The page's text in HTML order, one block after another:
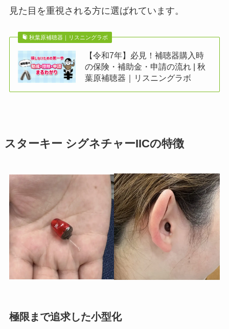
見た目を重視される方に選ばれています。
秋葉原補聴器｜リスニングラボ
【令和7年】必見！補聴器購入時
の保険・補助金・申請の流れ | 秋
葉原補聴器｜リスニングラボ
スターキー シグネチャーIICの特徴
極限まで追求した小型化